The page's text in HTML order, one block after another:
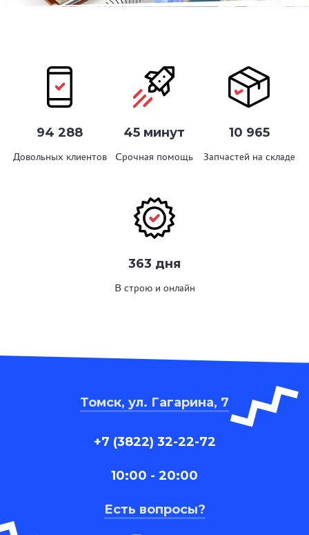
94 288
Довольных клиентов
45 минут
Срочная помощь
10 965
Запчастей на складе
363 дня
В строю и онлайн
Томск, ул. Гагарина, 7
+7 (3822) 32-22-72
10:00 - 20:00
Есть вопросы?